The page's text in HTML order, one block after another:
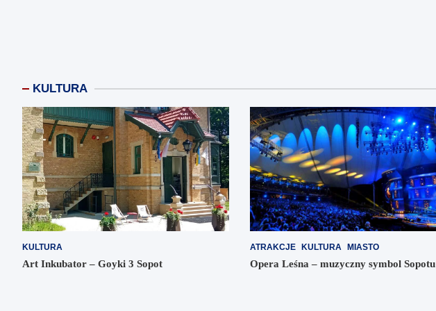
KULTURA
KULTURA
Art Inkubator – Goyki 3 Sopot
ATRAKCJE KULTURA MIASTO
Opera Leśna – muzyczny symbol Sopotu